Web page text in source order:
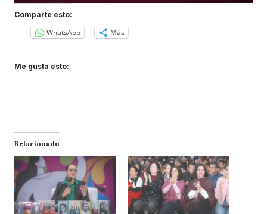
Comparte esto:
WhatsApp Más
Me gusta esto:
Relacionado